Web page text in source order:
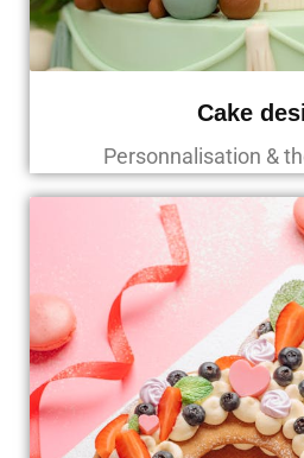
Cake
Personnalisation &